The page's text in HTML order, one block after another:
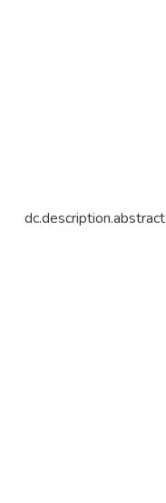
dc.description.abstract